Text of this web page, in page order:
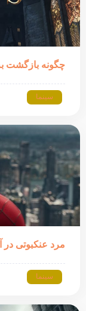
چگونه بازگشت
سینما
مرد عنکبوتی
سینما